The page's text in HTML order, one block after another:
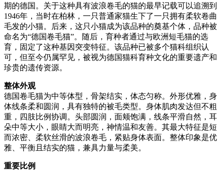
期的德国。关于这种具有波浪卷毛的猫的最早记载可以追溯到
1946年，当时在柏林，一只普通家猫生下了一只拥有柔软卷曲
毛发的小猫。后来，这只小猫成为该品种的奠基个体，品种被
命名为“德国卷毛猫”。随后，育种者通过与欧洲短毛猫的选
育，固定了这种基因突变特征。该品种已被多个猫科组织认
可，但至今仍属罕见，被视为德国猫科育种文化的重要遗产和
珍贵的遗传资源。
整体外观
德国卷毛猫为中等体型，骨架结实，体态匀称。外形优雅，身
体线条柔和圆润，具有独特的被毛类型。身体肌肉发达但不粗
重，四肢比例协调。头部圆润，面颊饱满，线条平滑自然，耳
朵中等大小，眼睛大而明亮，神情温和友善。其最大特征是短
而浓密、柔软丝滑的波浪卷毛，紧贴身体表面。整体印象是优
雅、平衡且结实的猫，兼具力量与柔美。
重要比例